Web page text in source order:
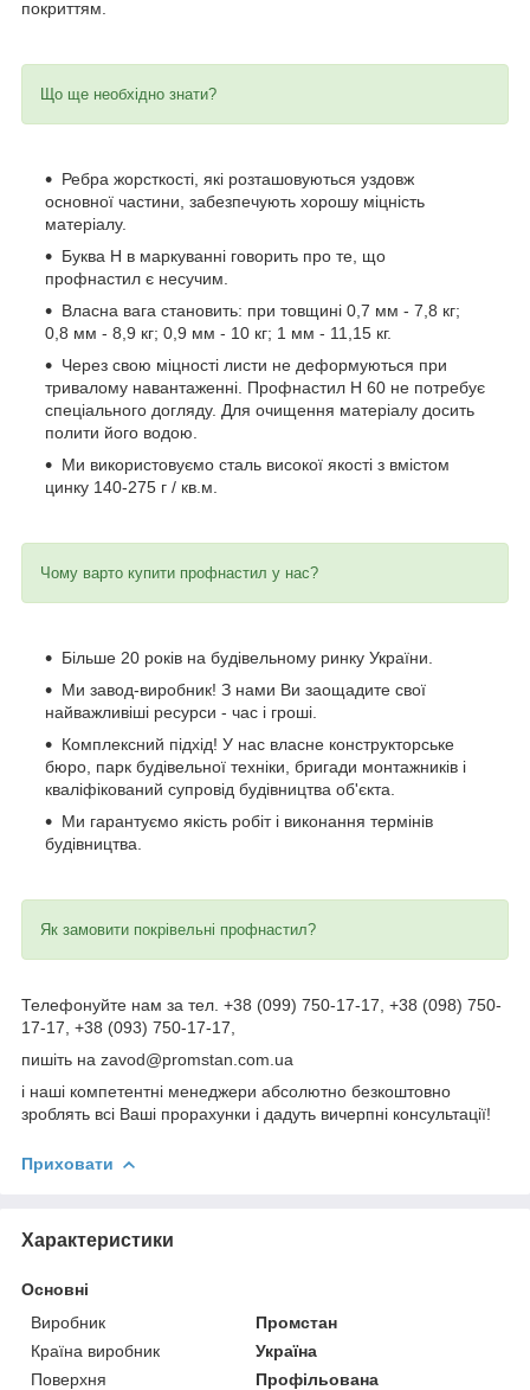
покриттям.
Що ще необхідно знати?
Ребра жорсткості, які розташовуються уздовж
основної частини, забезпечують хорошу міцність
матеріалу.
Буква H в маркуванні говорить про те, що
профнастил є несучим.
Власна вага становить: при товщині 0,7 мм - 7,8 кг;
0,8 мм - 8,9 кг; 0,9 мм - 10 кг; 1 мм - 11,15 кг.
Через свою міцності листи не деформуються при
тривалому навантаженні. Профнастил H 60 не потребує
спеціального догляду. Для очищення матеріалу досить
полити його водою.
Ми використовуємо сталь високої якості з вмістом
цинку 140-275 г / кв.м.
Чому варто купити профнастил у нас?
Більше 20 років на будівельному ринку України.
Ми завод-виробник! З нами Ви заощадите свої
найважливіші ресурси - час і гроші.
Комплексний підхід! У нас власне конструкторське
бюро, парк будівельної техніки, бригади монтажників і
кваліфікований супровід будівництва об'єкта.
Ми гарантуємо якість робіт і виконання термінів
будівництва.
Як замовити покрівельні профнастил?
Телефонуйте нам за тел. +38 (099) 750-17-17, +38 (098) 750-
17-17, +38 (093) 750-17-17,
пишіть на zavod@promstan.com.ua
і наші компетентні менеджери абсолютно безкоштовно
зроблять всі Ваші прорахунки і дадуть вичерпні консультації!
Приховати
Характеристики
Основні
Виробник
Промстан
Країна виробник
Україна
Поверхня
Профільована